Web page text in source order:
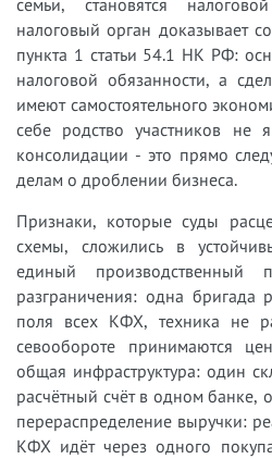
семьи, становятся
налоговый орган доказывает
пункта 1 статьи 54.1 НК РФ:
налоговой обязанности, а
имеют самостоятельного
себе родство участников не
консолидации - это прямо
делам о дроблении бизнеса.
Признаки, которые суды
схемы, сложились в
единый производственный
разграничения: одна бригада
поля всех КФХ, техника не
севообороте принимаются
общая инфраструктура: один
расчётный счёт в одном банке,
перераспределение выручки:
КФХ идёт через одного